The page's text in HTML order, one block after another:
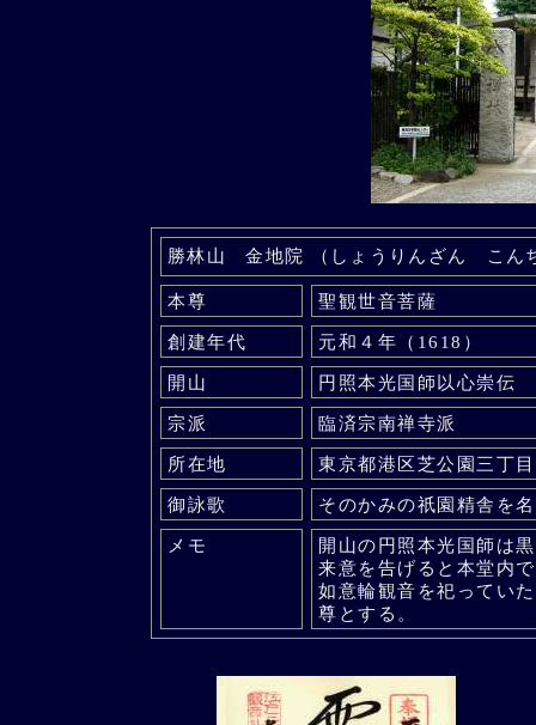
勝林山 金地院 （しょうりんざん こん
本尊
聖観世音菩薩
創建年代
元和４年（1618）
開山
円照本光国師以心崇伝
宗派
臨済宗南禅寺派
所在地
東京都港区芝公園三丁
御詠歌
そのかみの祇園精舎を
メモ
開山の円照本光国師は
来意を告げると本堂内
如意輪観音を祀ってい
尊とする。